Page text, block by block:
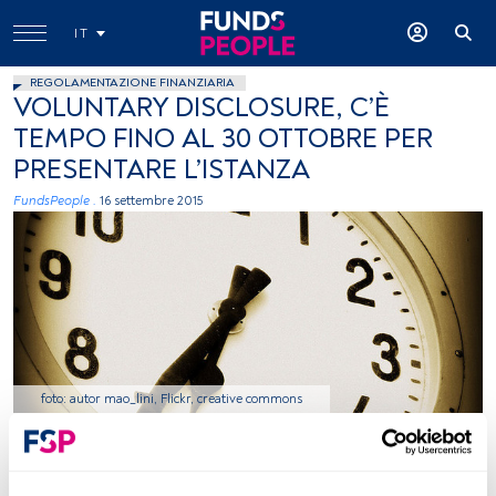
IT
REGOLAMENTAZIONE FINANZIARIA
VOLUNTARY DISCLOSURE, C’È
TEMPO FINO AL 30 OTTOBRE PER
PRESENTARE L’ISTANZA
FundsPeople . 16 settembre 2015
foto: autor mao_lini, Flickr, creative commons